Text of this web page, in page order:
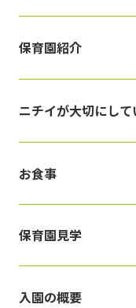
保育園紹介
ニチイが大切にして
お食事
保育園見学
入園の概要